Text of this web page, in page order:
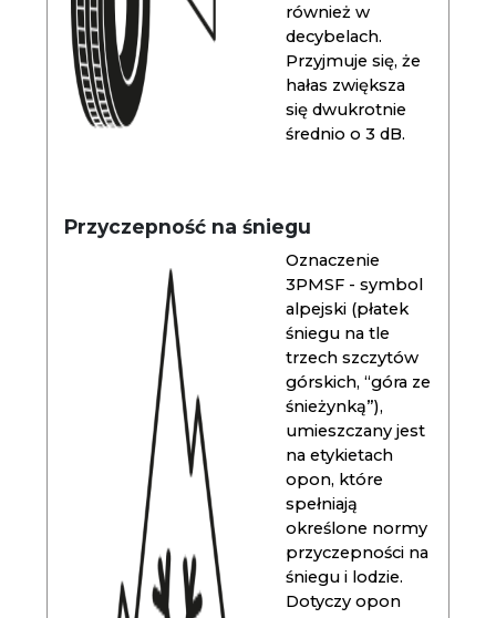
również w
decybelach.
Przyjmuje się, że
hałas zwiększa
się dwukrotnie
średnio o 3 dB.
Przyczepność na śniegu
Oznaczenie
3PMSF - symbol
alpejski (płatek
śniegu na tle
trzech szczytów
górskich, “góra ze
śnieżynką”),
umieszczany jest
na etykietach
opon, które
spełniają
określone normy
przyczepności na
śniegu i lodzie.
Dotyczy opon